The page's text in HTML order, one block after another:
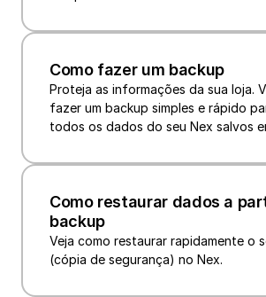
Como fazer um backup
Proteja as informações da sua loja.
fazer um backup simples e rápido
todos os dados do seu Nex salvos
Como restaurar dados a
backup
Veja como restaurar rapidamente o
(cópia de segurança) no Nex.